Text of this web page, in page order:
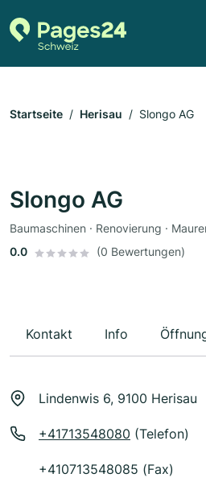
Startseite Herisau Slongo AG
Slongo AG
Baumaschinen · Renovierung ·
0.0
(0 Bewertungen)
Kontakt Info
Lindenwis 6, 9100 Herisau
+41713548080 (Telefon)
+410713548085 (Fax)